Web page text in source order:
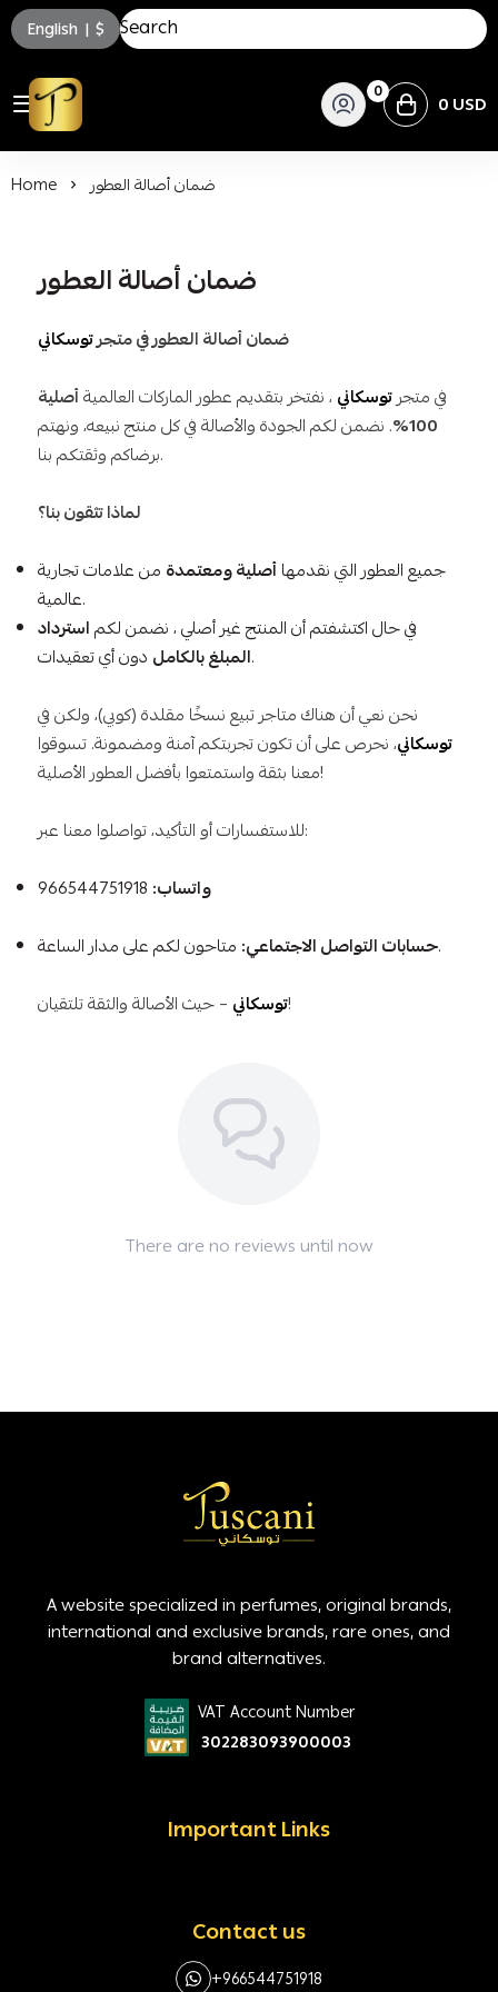
English | $
توسكاني للعطور
0 0 USD
Home ضمان أصالة العطور
ضمان أصالة العطور
ضمان أصالة العطور في متجرتوسكاني
في متجرتوسكاني ، نفتخر بتقديم عطور الماركات العالميةأصلية
100% . نضمن لكم الجودة والأصالة في كل منتج نبيعه، ونهتم
برضاكم وثقتكم بنا.
لماذا تثقون بنا؟
جميع العطور التي نقدمهاأصلية ومعتمدة من علامات تجارية
عالمية.
في حال اكتشفتم أن المنتج غير أصلي ، نضمن لكماسترداد
المبلغ بالكاملدون أي تعقيدات.
نحن نعي أن هناك متاجر تبيع نسخًا مقلدة (كوبي)، ولكن في
توسكاني، نحرص على أن تكون تجربتكم آمنة ومضمونة. تسوقوا
معنا بثقة واستمتعوا بأفضل العطور الأصلية!
للاستفسارات أو التأكيد، تواصلوا معنا عبر:
واتساب:
حسابات التواصل الاجتماعي:متاحون لكم على مدار الساعة.
توسكاني– حيث الأصالة والثقة تلتقيان!
There are no reviews until now
A website specialized in perfumes, original brands,
international and exclusive brands, rare ones, and
brand alternatives.
VAT Account Number
302283093900003
Important Links
Contact us
+966544751918